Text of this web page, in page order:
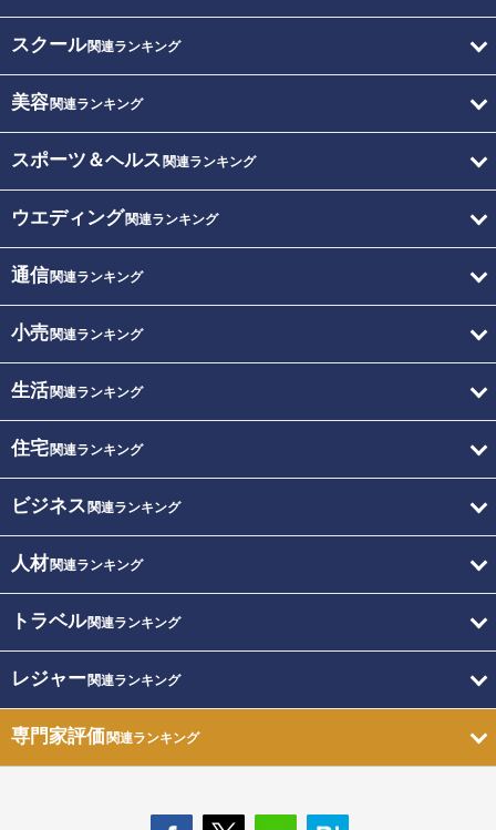
スクール関連ランキング
美容関連ランキング
スポーツ＆ヘルス 関連ランキング
ウエディング関連ランキング
通信関連ランキング
小売関連ランキング
生活関連ランキング
住宅関連ランキング
ビジネス 関連ランキング
人材関連ランキング
トラベル関連ランキング
レジャー関連ランキング
専門家評価関連ランキング